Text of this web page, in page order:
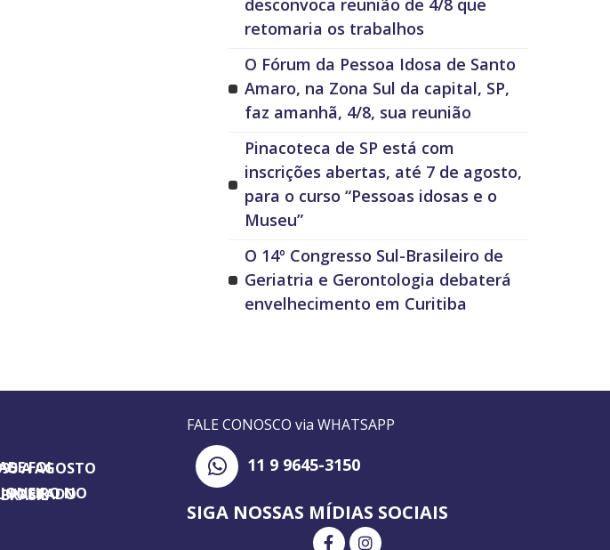
desconvoca reunião de 4/8 que
retomaria os trabalhos
O Fórum da Pessoa Idosa de Santo
Amaro, na Zona Sul da capital, SP,
faz amanhã, 4/8, sua reunião
Pinacoteca de SP está com
inscrições abertas, até 7 de agosto,
para o curso “Pessoas idosas e o
Museu”
O 14º Congresso Sul-Brasileiro de
Geriatria e Gerontologia debaterá
envelhecimento em Curitiba
IDADE NO BRASIL
FALE CONOSCO via WHATSAPP
11 9 9645-3150
SIGA NOSSAS MÍDIAS SOCIAIS